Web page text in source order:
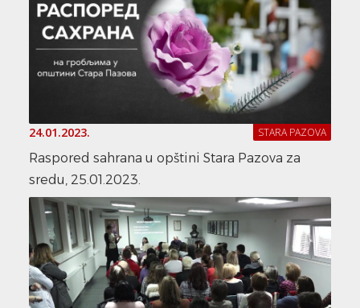
24.01.2023. STARA PAZOVA
Raspored sahrana u opštini Stara Pazova za
sredu, 25.01.2023.